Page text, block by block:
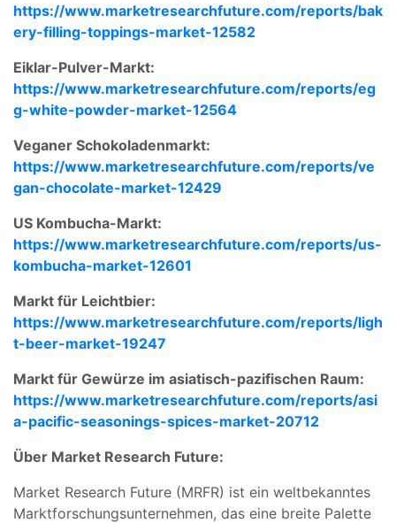
https://www.marketresearchfuture.com/reports/bak
ery-filling-toppings-market-12582
Eiklar-Pulver-Markt:
https://www.marketresearchfuture.com/reports/eg
g-white-powder-market-12564
Veganer Schokoladenmarkt:
https://www.marketresearchfuture.com/reports/ve
gan-chocolate-market-12429
US Kombucha-Markt:
https://www.marketresearchfuture.com/reports/us-
kombucha-market-12601
Markt für Leichtbier:
https://www.marketresearchfuture.com/reports/ligh
t-beer-market-19247
Markt für Gewürze im asiatisch-pazifischen Raum:
https://www.marketresearchfuture.com/reports/asi
a-pacific-seasonings-spices-market-20712
Über Market Research Future:
Market Research Future (MRFR) ist ein weltbekanntes
Marktforschungsunternehmen, das eine breite Palette